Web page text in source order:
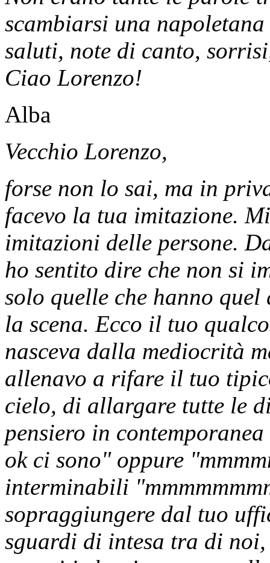
scambiarsi una
saluti, note di canto,
Ciao Lorenzo!
Alba
Vecchio Lorenzo,
forse non lo sai, ma in
facevo la tua imitazione.
imitazioni delle persone.
ho sentito dire che non si
solo quelle che hanno
la scena. Ecco il tuo
nasceva dalla mediocrità
allenavo a rifare il tuo
cielo, di allargare tutte le
pensiero in
ok ci sono" oppure
interminabili
sopraggiungere dal tuo
sguardi di intesa tra di